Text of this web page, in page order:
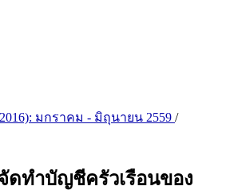
มกราคม - มิถุนายน 2559 /
ดทำบัญชีครัวเรือนของ